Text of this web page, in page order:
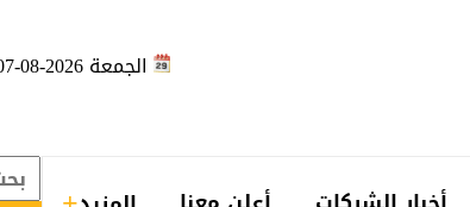
الجمعة 2026-08-07